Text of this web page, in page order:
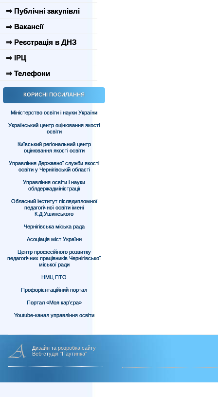
⇒ Публічні закупівлі
⇒ Вакансії
⇒ Реєстрація в ДНЗ
⇒ ІРЦ
⇒ Телефони
КОРИСНІ ПОСИЛАННЯ
Міністерство освіти і науки України
Український центр оцінювання якості
освіти
Київський регіональний центр
оцінювання якості освіти
Управління Державної служби якості
освіти у Чернігівській області
Управління освіти і науки
облдержадміністрації
Обласний інститут післядипломної
педагогічної освіти імені
К.Д.Ушинського
Чернігівська міська рада
Асоціація міст України
Центр професійного розвитку
педагогічних працівників Чернігівської
міської ради
НМЦ ПТО
Профорієнтаційний портал
Портал «Моя кар’єра»
Youtube-канал управління освіти
Дизайн та розробка сайту
Веб-студія "Паутинка"